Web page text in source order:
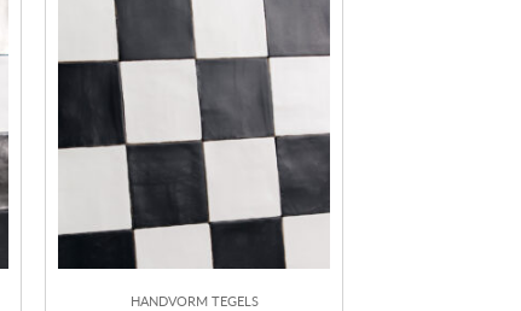
HANDVORM TEGELS